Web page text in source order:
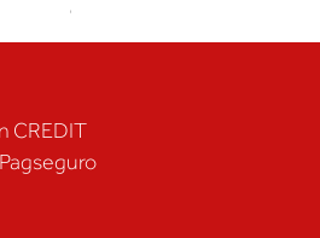
Coração de Artista
CREDIT